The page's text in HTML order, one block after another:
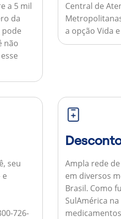
a 5 mil
da
pode
não
Central de
a opção Vida
seu
726-
Ampla rede
em diversos
Brasil. Como
SulAmérica